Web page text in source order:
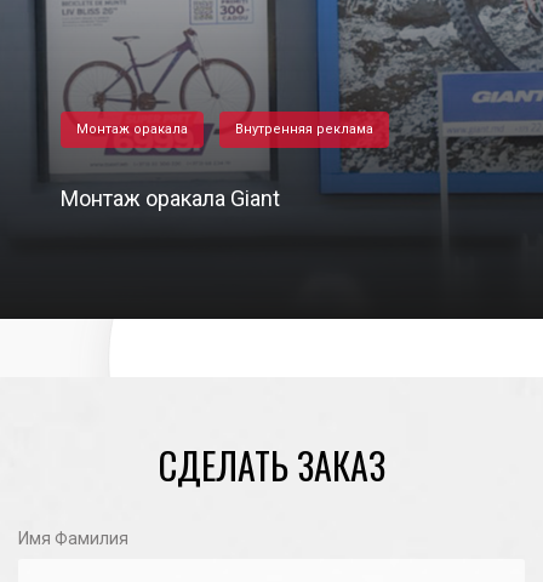
Монтаж оракала Внутренняя реклама
Монтаж оракала Giant
СДЕЛАТЬ ЗАКАЗ
Имя Фамилия